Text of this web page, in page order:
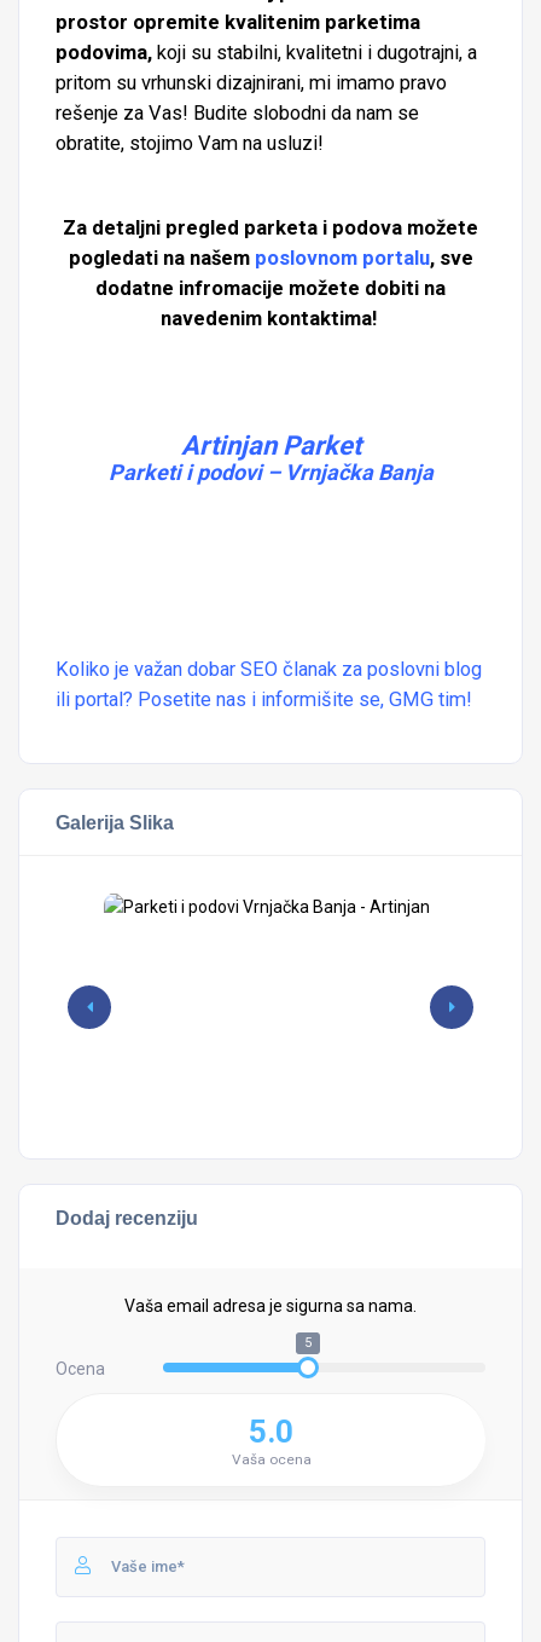
prostor opremite kvalitenim parketima
podovima, koji su stabilni, kvalitetni i dugotrajni, a
pritom su vrhunski dizajnirani, mi imamo pravo
rešenje za Vas! Budite slobodni da nam se
obratite, stojimo Vam na usluzi!
Za detaljni pregled parketa i podova možete
pogledati na našem poslovnom portalu, sve
dodatne infromacije možete dobiti na
navedenim kontaktima!
Artinjan Parket
Parketi i podovi – Vrnjačka Banja
Koliko je važan dobar SEO članak za poslovni blog
ili portal? Posetite nas i informišite se, GMG tim!
Galerija Slika
Dodaj recenziju
Vaša email adresa je sigurna sa nama.
Ocena
5
5.0
Vaša ocena